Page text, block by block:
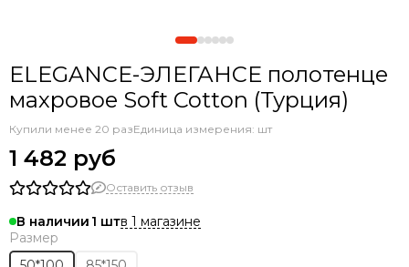
ELEGANCE-ЭЛЕГАНСЕ полотенце
махровое Soft Cotton (Турция)
Купили менее 20 разЕдиница измерения: шт
1 482 руб
Оставить отзыв
В наличии 1
в 1 магазине
Размер